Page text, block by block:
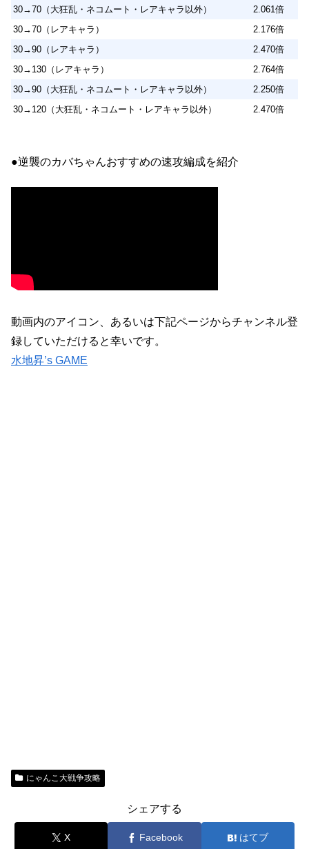
30→70（大狂乱・ネコムート・レアキャラ以外）
2.061倍
30→70（レアキャラ）
2.176倍
30→90（レアキャラ）
2.470倍
30→130（レアキャラ）
2.764倍
30→90（大狂乱・ネコムート・レアキャラ以外）
2.250倍
30→120（大狂乱・ネコムート・レアキャラ以外）
2.470倍
●逆襲のカバちゃんおすすめの速攻編成を紹介
動画内のアイコン、あるいは下記ページからチャンネル登
録していただけると幸いです。
水地昇’s GAME
にゃんこ大戦争攻略
シェアする
X Facebook はてブ